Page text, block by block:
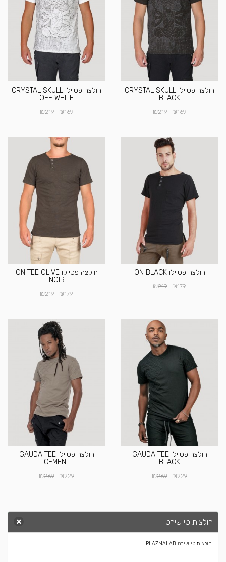
חולצה פסיילו CRYSTAL SKULL
BLACK
₪169
₪219
חולצה פסיילו CRYSTAL SKULL
OFF WHITE
₪169
₪219
חולצה פסיילו ON BLACK
₪179
₪219
חולצה פסיילו ON TEE OLIVE
NOIR
₪179
₪219
חולצה פסיילו GAUDA TEE
BLACK
₪229
₪269
חולצה פסיילו GAUDA TEE
CEMENT
₪229
₪269
חולצות טי שירט
חולצות טי שירט PLAZMALAB